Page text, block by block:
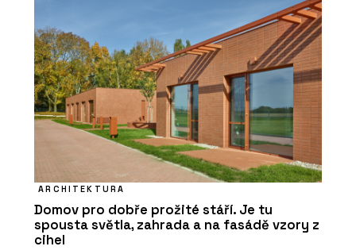
ARCHITEKTURA
Domov pro dobře prožité stáří. Je tu
spousta světla, zahrada a na fasádě vzory z
cihel